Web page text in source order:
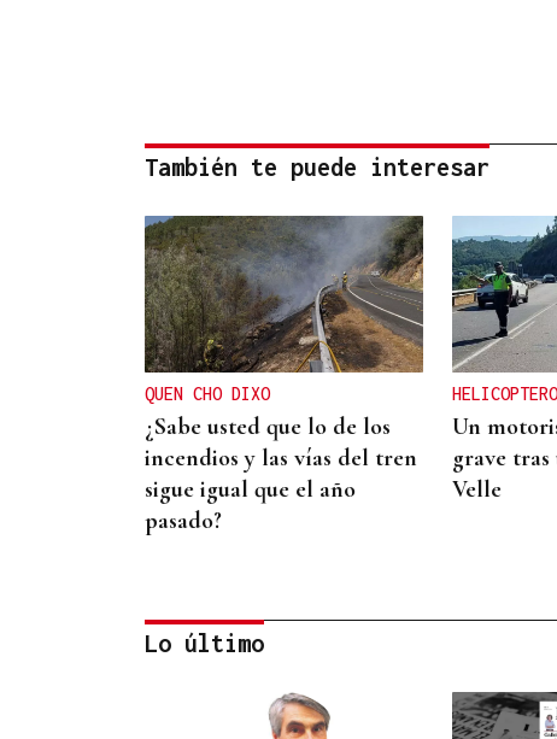
También te puede interesar
QUEN CHO DIXO
¿Sabe usted que lo de los
incendios y las vías del tren
sigue igual que el año
pasado?
Un
grave
Velle
Lo último